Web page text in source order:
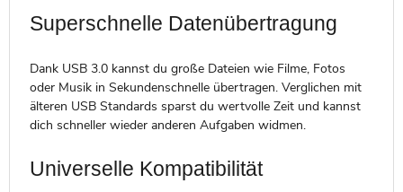
Superschnelle Datenübertragung
Dank USB 3.0 kannst du große Dateien wie Filme, Fotos
oder Musik in Sekundenschnelle übertragen. Verglichen mit
älteren USB Standards sparst du wertvolle Zeit und kannst
dich schneller wieder anderen Aufgaben widmen.
Universelle Kompatibilität